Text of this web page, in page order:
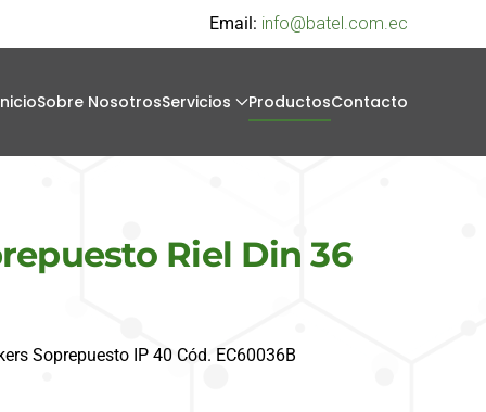
Email: info@batel.com.ec
Sobre NosotrosServicios ProductosContacto
Riel Din 36
Soprepuesto IP 40 Cód. EC60036B